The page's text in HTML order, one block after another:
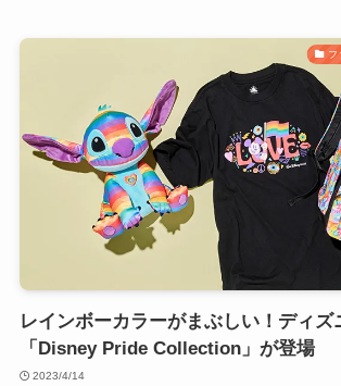
フ
レインボーカラーがまぶしい！ディズ
「Disney Pride Collection」が登場
2023/4/14